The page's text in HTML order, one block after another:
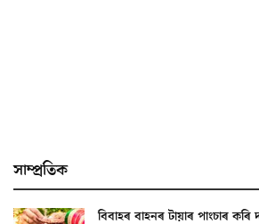
সাম্প্ৰতিক
বিবাহৰ বাহনৰ টায়াৰ পাংচাৰ